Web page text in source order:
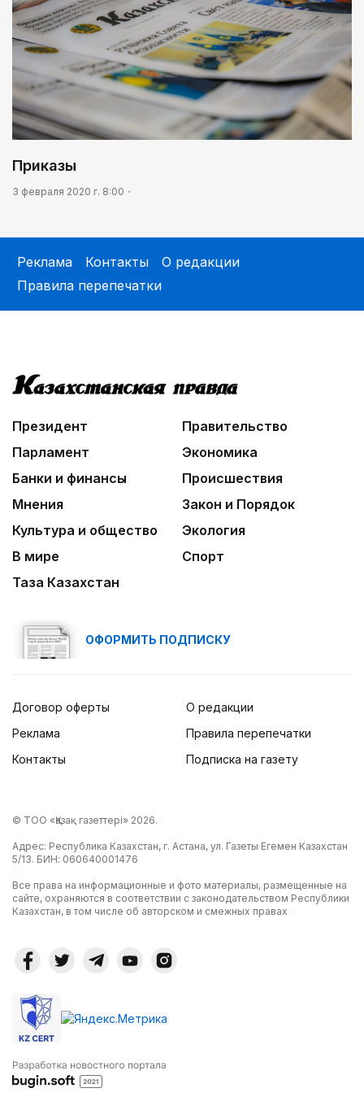
Приказы
3 февраля 2020 г. 8:00
Реклама Контакты
О редакции
Правила перепечатки
Президент
Правительство
Парламент
Экономика
Банки и финансы
Происшествия
Мнения
Закон и Порядок
Культура и общество
Экология
В мире
Спорт
Таза Казахстан
ОФОРМИТЬ ПОДПИСКУ
Договор оферты
Реклама
Контакты
О редакции
Правила перепечатки
Подписка на газету
© ТОО «Қазақ газеттері» 2026.
Адрес: Республика Казахстан, г. Астана, ул. Газеты Егемен Казахстан
5/13. БИН: 060640001476
Все права на информационные и фото материалы, размещенные на
сайте, охраняются в соответствии с законодательством Республики
Казахстан, в том числе об авторском и смежных правах